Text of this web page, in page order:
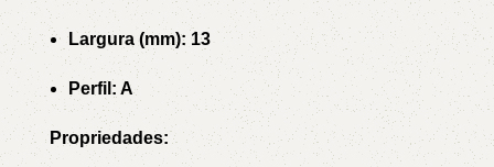
Largura (mm): 13
Perfil: A
Propriedades: